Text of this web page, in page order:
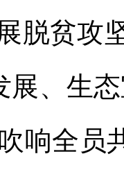
脱贫攻
展、生
响全员